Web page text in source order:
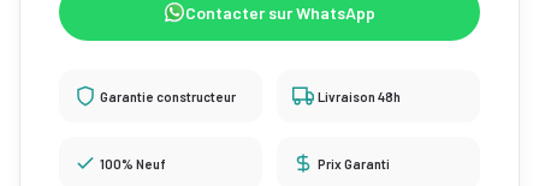
Contacter sur WhatsApp
Garantie constructeur Livraison 48h
100% Neuf Prix Garanti